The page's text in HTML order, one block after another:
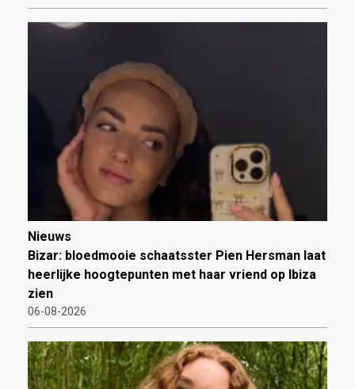
Nieuws
Bizar: bloedmooie schaatsster Pien Hersman laat
heerlijke hoogtepunten met haar vriend op Ibiza
zien
06-08-2026